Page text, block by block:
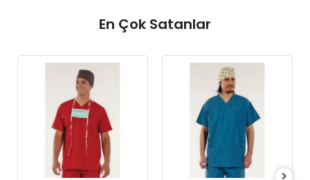
En Çok Satanlar